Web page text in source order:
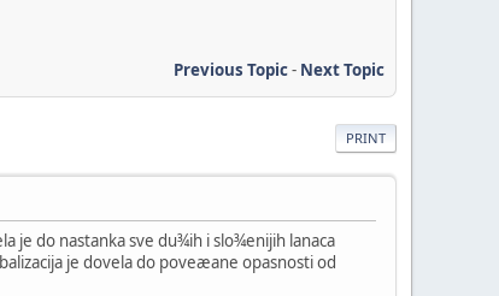
Previous Topic- Next Topic
PRINT
je do nastanka sve du¾ih i slo¾enijih lanaca
je dovela do poveæane opasnosti od